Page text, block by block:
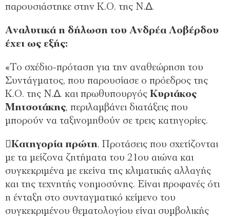
παρουσιάστηκε στην Κ.Ο. της Ν.∆.
Αναλυτικά η δήλωση του Ανδρέα Λοβέρδου
έχει ως εξής:
«Το σχέδιο-πρόταση για την αναθεώρηση του
Συντάγµατος, που παρουσίασε ο πρόεδρος της
Κ.Ο. της Ν.∆. και πρωθυπουργός Κυριάκος
Μητσοτάκης, περιλαµβάνει διατάξεις που
µπορούν να ταξινοµηθούν σε τρεις κατηγορίες.
Κατηγορία πρώτη. Προτάσεις που σχετίζονται
µε τα µείζονα ζητήµατα του 21ου αιώνα και
συγκεκριµένα µε εκείνα της κλιµατικής αλλαγής
και της τεχνητής νοηµοσύνης. Είναι προφανές ότι
η ένταξη στο συνταγµατικό κείµενο του
συγκεκριµένου θεµατολογίου είναι συµβολικής